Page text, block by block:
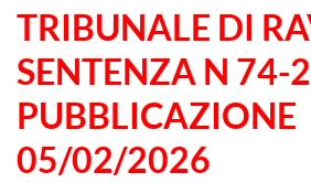
TRIBUNALE DI
SENTENZA N 74-
PUBBLICAZIONE
05/02/2026